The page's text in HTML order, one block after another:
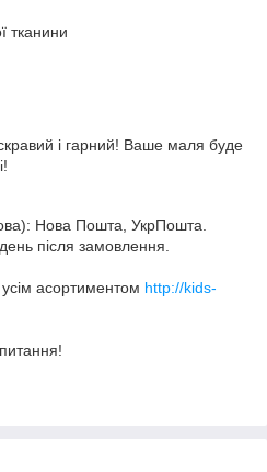
тканини
і гарний! Ваше маля буде
Нова Пошта, УкрПошта.
після замовлення.
асортиментом http://kids-